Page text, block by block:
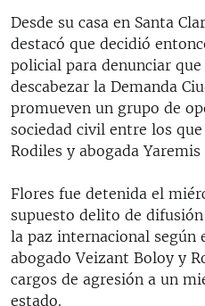
Desde su casa en Santa
destacó que decidió
policial para denunciar
descabezar la Demanda
promueven un grupo de
sociedad civil entre los
Rodiles y abogada Yaremis
Flores fue detenida el
supuesto delito de
la paz internacional según
abogado Veizant Boloy y
cargos de agresión a un
estado.